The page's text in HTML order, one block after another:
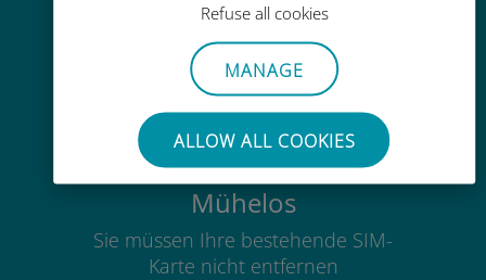
Refuse all cookies
MANAGE
ALLOW ALL COOKIES
Überall über die Ubigi-App, auch
ohne WLAN oder Datenguthaben
Mühelos
Sie müssen Ihre bestehende SIM-
Karte nicht entfernen